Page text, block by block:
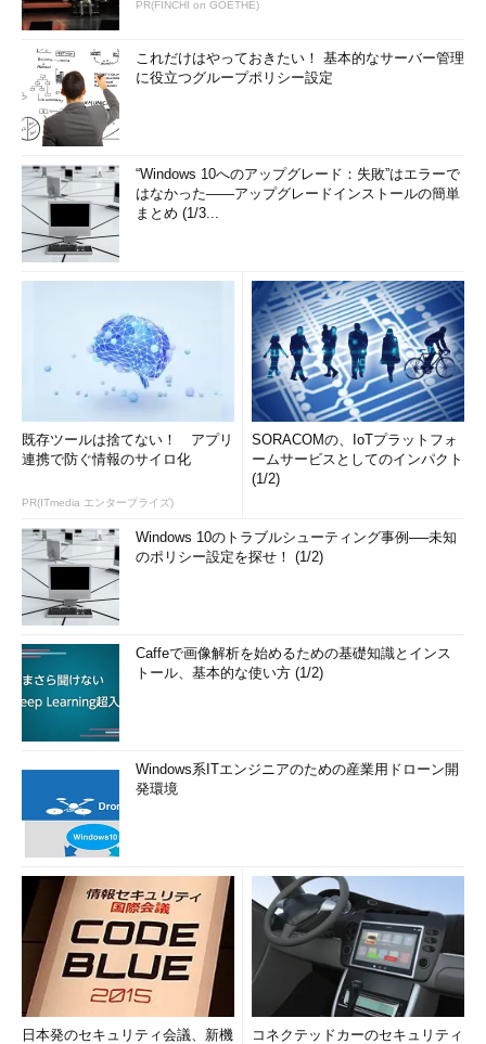
モニタするツールが追加された。GPUのメモリ利用量や負荷など
が簡単に分かるようになっている。
タスクマネージャでGPUの稼働状況をモニタする
ウイルスやランサムウェア対策として、「 コントロールされた
フォルダーアクセス」という機能も提供されている。これは、あ
らかじめ指定したフォルダーに対して、許可されていないアプリ
などが書き込もうとしても、それをブロックする機能である。ど
のフォルダーを保護対象にするか、どのアプリからのアクセスを
許可するか、などを指定する（Windowsストアで提供されている
Microsoft製のアプリなどはブロックの対象外となっている）。
Tech Basics／Keyword解説「
フォルダーに対する、不正なアプリからのアクセスを禁止す
PR(FINCHI on GOETHE)
これだけはやっておきたい！ 基本的なサーバー管理
に役立つグループポリシー設定
“Windows 10へのアップグレード：失敗”はエラーで
はなかった――アップグレードインストールの簡単
まとめ (1/3...
既存ツールは捨てない！ アプリ
連携で防ぐ情報のサイロ化
PR(ITmedia エンタープライズ)
SORACOMの、IoTプラットフォ
ームサービスとしてのインパクト
(1/2)
Windows 10のトラブルシューティング事例──未知
のポリシー設定を探せ！ (1/2)
Caffeで画像解析を始めるための基礎知識とインス
トール、基本的な使い方 (1/2)
Windows系ITエンジニアのための産業用ドローン開
発環境
日本発のセキュリティ会議、新機
コネクテッドカーのセキュリティ